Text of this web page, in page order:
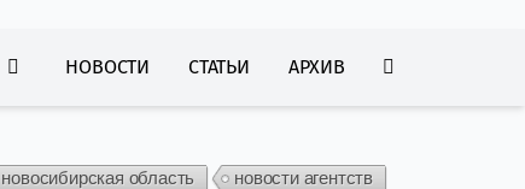
НОВОСТИ СТАТЬИ АРХИВ
новосибирская область
новости агентств